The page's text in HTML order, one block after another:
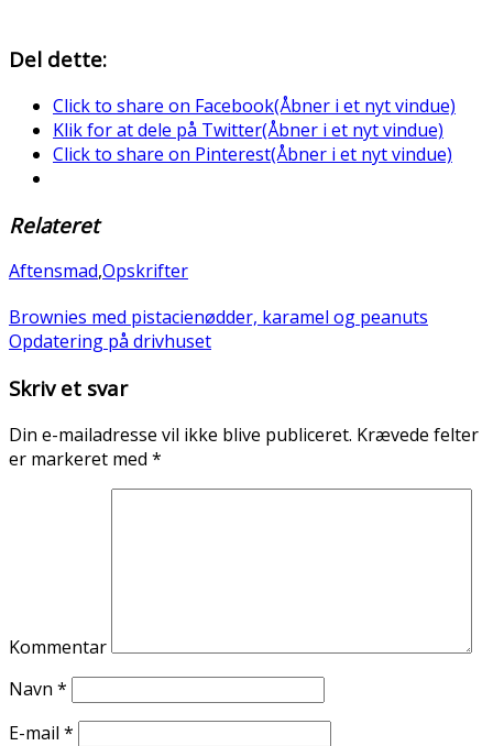
Del dette:
Click to share on Facebook(Åbner i et nyt vindue)
Klik for at dele på Twitter(Åbner i et nyt vindue)
Click to share on Pinterest(Åbner i et nyt vindue)
Relateret
Aftensmad,Opskrifter
Brownies med pistacienødder, karamel og peanuts
Opdatering på drivhuset
Skriv et svar
Din e-mailadresse vil ikke blive publiceret. Krævede felter
er markeret med *
Kommentar
Navn *
E-mail *